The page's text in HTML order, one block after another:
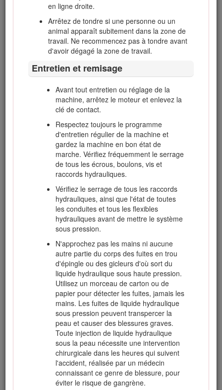
en ligne droite.
Arrêtez de tondre si une personne ou un
animal apparaît subitement dans la zone de
travail. Ne recommencez pas à tondre avant
d'avoir dégagé la zone de travail.
Entretien et remisage
Avant tout entretien ou réglage de la
machine, arrêtez le moteur et enlevez la
clé de contact.
Respectez toujours le programme
d'entretien régulier de la machine et
gardez la machine en bon état de
marche. Vérifiez fréquemment le serrage
de tous les écrous, boulons, vis et
raccords hydrauliques.
Vérifiez le serrage de tous les raccords
hydrauliques, ainsi que l'état de toutes
les conduites et tous les flexibles
hydrauliques avant de mettre le système
sous pression.
N'approchez pas les mains ni aucune
autre partie du corps des fuites en trou
d'épingle ou des gicleurs d'où sort du
liquide hydraulique sous haute pression.
Utilisez un morceau de carton ou de
papier pour détecter les fuites, jamais les
mains. Les fuites de liquide hydraulique
sous pression peuvent transpercer la
peau et causer des blessures graves.
Toute injection de liquide hydraulique
sous la peau nécessite une intervention
chirurgicale dans les heures qui suivent
l'accident, réalisée par un médecin
connaissant ce genre de blessure, pour
éviter le risque de gangrène.
Ce produit peut sectionner les mains ou les pieds et
projeter des objets. Respectez toujours toutes les
consignes de sécurité pour éviter des blessures graves
ou mortelles.
L'utilisation de ce produit à d'autres fins que celle qui
est prévue peut être dangereuse pour l'utilisateur et les
personnes à proximité.
Danger
Les gaz d'échappement contiennent du monoxyde
de carbone, un gaz inodore mortel.
Ne faites pas tourner le moteur dans un espace
clos où le monoxyde de carbone et autres gaz
d'échappement dangereux risquent de
s'accumuler.
Apprenez à arrêter le moteur rapidement.
Manipulez le carburant avec prudence. Essuyez
le carburant éventuellement répandu.
Vérifiez chaque jour le fonctionnement des
contacteurs de sécurité. En cas de défaillance
d'un contacteur, remplacez-le avant d'utiliser la
machine.
Prenez place sur le siège avant de mettre le
moteur en marche.
L'utilisation de la machine exige une grande
vigilance. Pour éviter de perdre le contrôle :
Ne vous approchez pas des fosses de
sable, fossés, dénivellations ou autres
accidents de terrain.
Ralentissez avant de prendre des virages
serrés. Évitez les arrêts et les démarrages